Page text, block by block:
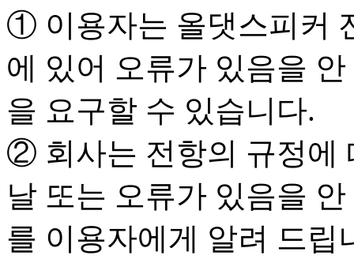
① 이용자는 올댓스피커
에 있어 오류가 있음을
을 요구할 수 있습니다.
② 회사는 전항의 규정에
날 또는 오류가 있음을
를 이용자에게 알려 드립